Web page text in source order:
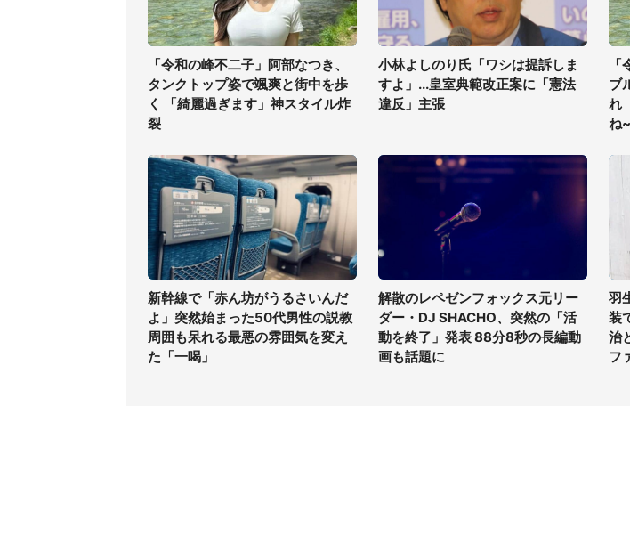
「令和の峰不二子」阿部なつき、
タンクトップ姿で颯爽と街中を歩
く 「綺麗過ぎます」神スタイル炸
裂
小林よしのり氏「ワシは提訴しま
すよ」...皇室典範改正案に「憲法
違反」主張
ブ
れ
ね~
新幹線で「赤ん坊がうるさいんだ
よ」突然始まった50代男性の説教
周囲も呆れる最悪の雰囲気を変え
た「一喝」
解散のレペゼンフォックス元リー
ダー・DJ SHACHO、突然の「活
動を終了」発表 88分8秒の長編動
画も話題に
羽
装
治
フ